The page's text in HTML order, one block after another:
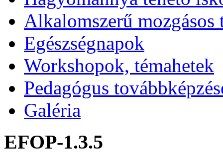
Alkalomszerű mozgásos
Egészségnapok
Workshopok, témahetek
Pedagógus
Galéria
EFOP-1.3.5